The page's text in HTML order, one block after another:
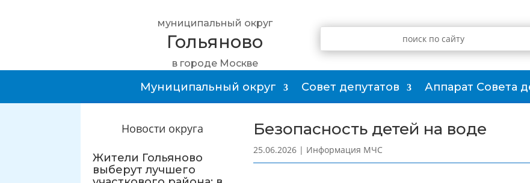
муниципальный округ
Гольяново
в городе Москве
Муниципальный округ Совет депутатов Аппарат Совета
Новости округа
Жители Гольяново
выберут лучшего
Безопасность детей на воде
25.06.2026| Информация МЧС